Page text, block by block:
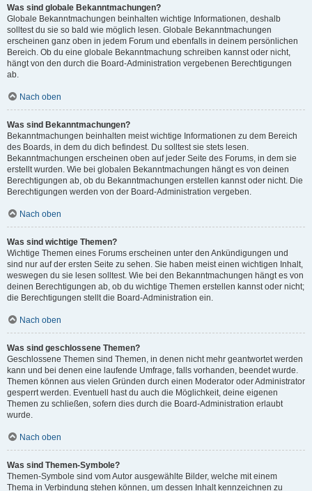
Was sind globale Bekanntmachungen?
Globale Bekanntmachungen beinhalten wichtige Informationen, deshalb
solltest du sie so bald wie möglich lesen. Globale Bekanntmachungen
erscheinen ganz oben in jedem Forum und ebenfalls in deinem persönlichen
Bereich. Ob du eine globale Bekanntmachung schreiben kannst oder nicht,
hängt von den durch die Board-Administration vergebenen Berechtigungen
ab.
Nach oben
Was sind Bekanntmachungen?
Bekanntmachungen beinhalten meist wichtige Informationen zu dem Bereich
des Boards, in dem du dich befindest. Du solltest sie stets lesen.
Bekanntmachungen erscheinen oben auf jeder Seite des Forums, in dem sie
erstellt wurden. Wie bei globalen Bekanntmachungen hängt es von deinen
Berechtigungen ab, ob du Bekanntmachungen erstellen kannst oder nicht. Die
Berechtigungen werden von der Board-Administration vergeben.
Nach oben
Was sind wichtige Themen?
Wichtige Themen eines Forums erscheinen unter den Ankündigungen und
sind nur auf der ersten Seite zu sehen. Sie haben meist einen wichtigen Inhalt,
weswegen du sie lesen solltest. Wie bei den Bekanntmachungen hängt es von
deinen Berechtigungen ab, ob du wichtige Themen erstellen kannst oder nicht;
die Berechtigungen stellt die Board-Administration ein.
Nach oben
Was sind geschlossene Themen?
Geschlossene Themen sind Themen, in denen nicht mehr geantwortet werden
kann und bei denen eine laufende Umfrage, falls vorhanden, beendet wurde.
Themen können aus vielen Gründen durch einen Moderator oder Administrator
gesperrt werden. Eventuell hast du auch die Möglichkeit, deine eigenen
Themen zu schließen, sofern dies durch die Board-Administration erlaubt
wurde.
Nach oben
Was sind Themen-Symbole?
Themen-Symbole sind vom Autor ausgewählte Bilder, welche mit einem
Thema in Verbindung stehen können, um dessen Inhalt kennzeichnen zu